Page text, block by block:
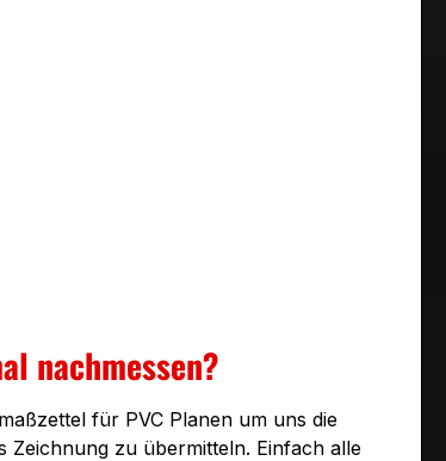
nachmessen?
für PVC Planen um uns die
Zeichnung zu übermitteln. Einfach alle